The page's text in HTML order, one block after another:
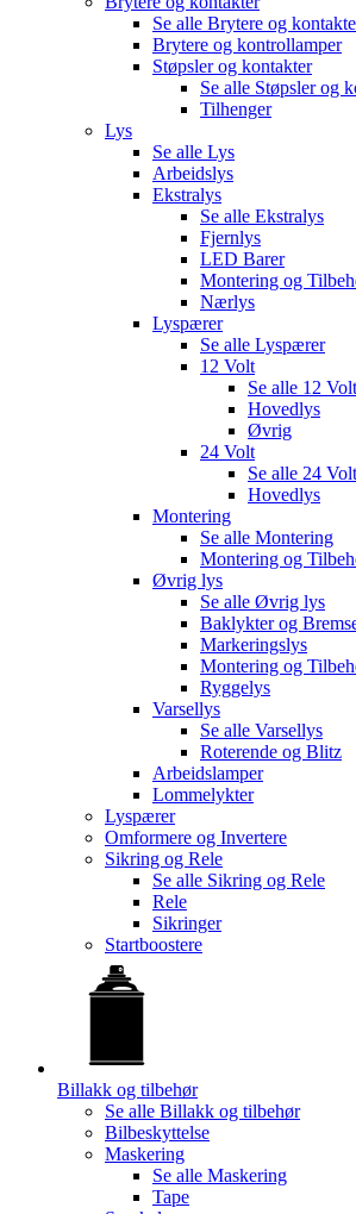
Se alle Brytere og
Brytere og kontrollamper
Støpsler og kontakter
Se alle Støpsler og
Tilhenger
Lys
Se alle Lys
Arbeidslys
Ekstralys
Se alle Ekstralys
Fjernlys
LED Barer
Montering og
Nærlys
Lyspærer
Se alle Lyspærer
12 Volt
Se alle 12 Volt
Hovedlys
Øvrig
24 Volt
Se alle 24 Volt
Hovedlys
Montering
Se alle Montering
Montering og
Øvrig lys
Se alle Øvrig lys
Baklykter og
Markeringslys
Montering og
Ryggelys
Varsellys
Se alle Varsellys
Roterende og Blitz
Arbeidslamper
Lommelykter
Lyspærer
Omformere og Invertere
Sikring og Rele
Se alle Sikring og Rele
Rele
Sikringer
Startboostere
Billakk og tilbehør
Se alle Billakk og tilbehør
Bilbeskyttelse
Maskering
Se alle Maskering
Tape